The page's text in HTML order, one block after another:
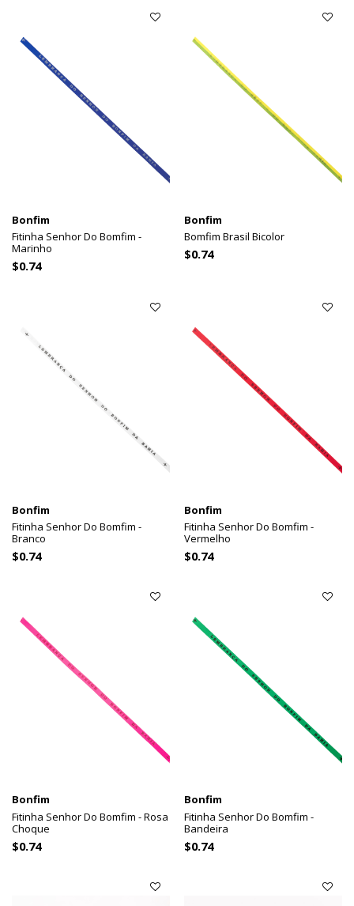
Bonfim
Fitinha Senhor Do Bomfim -
Marinho
$0.74
Bonfim
Bomfim Brasil Bicolor
$0.74
Bonfim
Fitinha Senhor Do Bomfim -
Branco
$0.74
Bonfim
Fitinha Senhor Do Bomfim -
Vermelho
$0.74
Bonfim
Fitinha Senhor Do Bomfim - Rosa
Choque
$0.74
Bonfim
Fitinha Senhor Do Bomfim -
Bandeira
$0.74